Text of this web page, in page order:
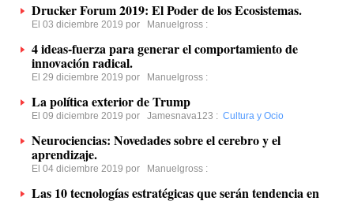
Drucker Forum 2019: El Poder de los Ecosistemas.
El 03 diciembre 2019 por Manuelgross :
4 ideas-fuerza para generar el comportamiento de
innovación radical.
El 29 diciembre 2019 por Manuelgross :
La política exterior de Trump
El 09 diciembre 2019 por Jamesnava123 : Cultura y Ocio
Neurociencias: Novedades sobre el cerebro y el
aprendizaje.
El 04 diciembre 2019 por Manuelgross :
Las 10 tecnologías estratégicas que serán tendencia en